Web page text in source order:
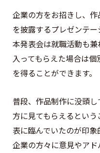
企業の方をお招きし、
を披露するプレゼンテー
本発表会は就職活動も
入ってもらえた場合は
を得ることができます。
普段、作品制作に没頭
方に見てもらえるとい
表に臨んでいたのが印象
企業の方々に意見やア